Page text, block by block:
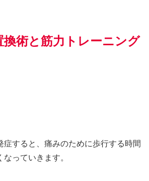
換術と筋力トレーニング
症すると、痛みのために歩行する時間
っていきます。